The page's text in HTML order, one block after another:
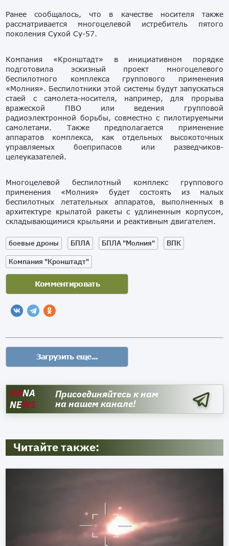
Ранее сообщалось, что в качестве носителя также
рассматривается многоцелевой истребитель пятого
поколения Сухой Су-57.
Компания «Кронштадт» в инициативном порядке
подготовила эскизный проект многоцелевого
беспилотного комплекса группового применения
«Молния». Беспилотники этой системы будут запускаться
стаей с самолета-носителя, например, для прорыва
вражеской ПВО или ведения групповой
радиоэлектронной борьбы, совместно с пилотируемыми
самолетами. Также предполагается применение
аппаратов​ комплекса, как отдельных высокоточных
управляемых боеприпасов или разведчиков-
целеуказателей.
Многоцелевой беспилотный комплекс группового
применения «Молния» будет состоять из малых
беспилотных летательных аппаратов, выполненных в
архитектуре крылатой ракеты с удлиненным корпусом,
складывающимися крыльями и реактивным двигателем.
боевые дроны БПЛА БПЛА "Молния"
ВПК
Компания "Кронштадт"
ANNA
NEWS
Присоединяйтесь к нам
на нашем канале!
Читайте также: